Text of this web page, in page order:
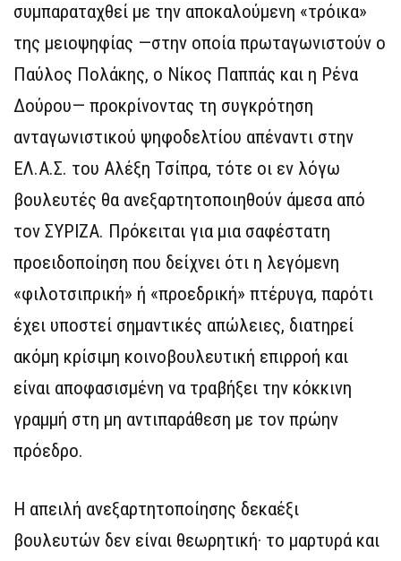
συμπαραταχθεί με την αποκαλούμενη «τρόικα»
της μειοψηφίας —στην οποία πρωταγωνιστούν ο
Παύλος Πολάκης, ο Νίκος Παππάς και η Ρένα
Δούρου— προκρίνοντας τη συγκρότηση
ανταγωνιστικού ψηφοδελτίου απέναντι στην
ΕΛ.Α.Σ. του Αλέξη Τσίπρα, τότε οι εν λόγω
βουλευτές θα ανεξαρτητοποιηθούν άμεσα από
τον ΣΥΡΙΖΑ. Πρόκειται για μια σαφέστατη
προειδοποίηση που δείχνει ότι η λεγόμενη
«φιλοτσιπρική» ή «προεδρική» πτέρυγα, παρότι
έχει υποστεί σημαντικές απώλειες, διατηρεί
ακόμη κρίσιμη κοινοβουλευτική επιρροή και
είναι αποφασισμένη να τραβήξει την κόκκινη
γραμμή στη μη αντιπαράθεση με τον πρώην
πρόεδρο.
Η απειλή ανεξαρτητοποίησης δεκαέξι
βουλευτών δεν είναι θεωρητική· το μαρτυρά και